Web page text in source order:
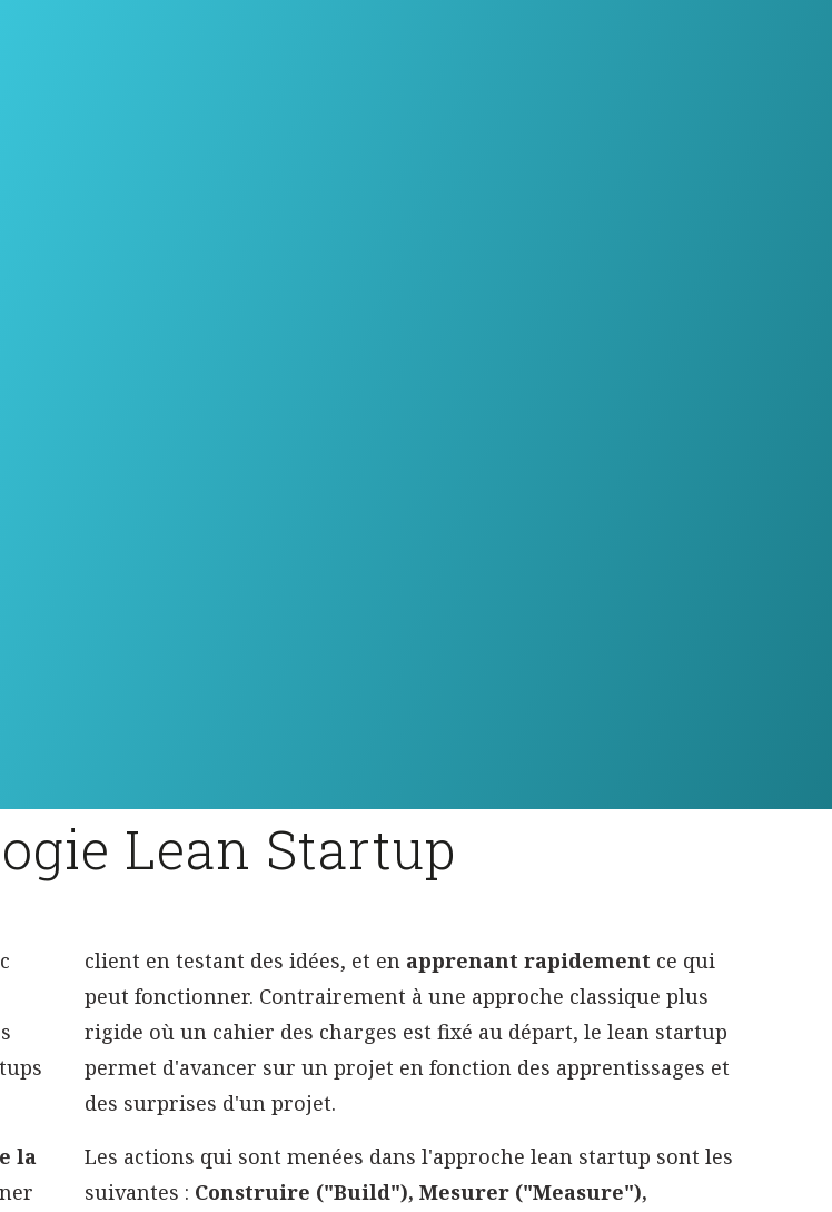
Lean Startup
la
client en testant des idées, et en apprenant rapidement ce qui
peut fonctionner. Contrairement à une approche classique plus
rigide où un cahier des charges est fixé au départ, le lean startup
permet d'avancer sur un projet en fonction des apprentissages et
des surprises d'un projet.
Les actions qui sont menées dans l'approche lean startup sont les
suivantes : Construire ("Build"), Mesurer ("Measure"),